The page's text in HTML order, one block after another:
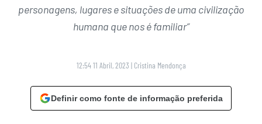
personagens, lugares e situações de uma civilização
humana que nos é familiar”
12:54 11 Abril, 2023 | Cristina Mendonça
Definir como fonte de informação preferida